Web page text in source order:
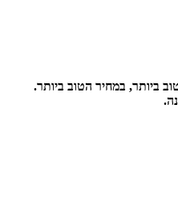
ביותר, במחיר הטוב ביותר.